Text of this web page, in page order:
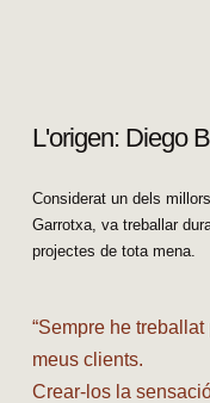
L'origen: Diego
Considerat un dels
Garrotxa, va treballar
projectes de tota mena.
“Sempre he
meus clients.
Crear-los la